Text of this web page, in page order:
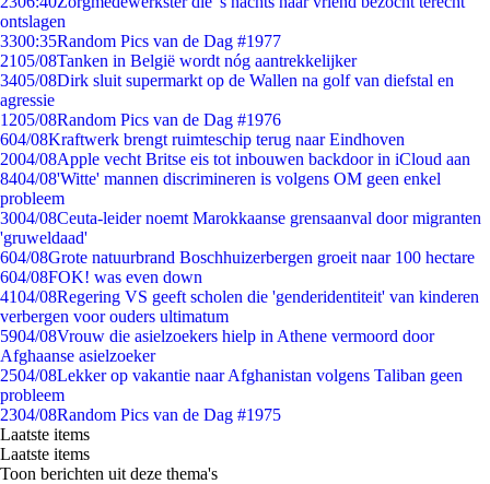
ontslagen
3300:35Random Pics van de Dag #1977
2105/08Tanken in België wordt nóg aantrekkelijker
3405/08Dirk sluit supermarkt op de Wallen na golf van diefstal en
agressie
1205/08Random Pics van de Dag #1976
604/08Kraftwerk brengt ruimteschip terug naar Eindhoven
2004/08Apple vecht Britse eis tot inbouwen backdoor in iCloud aan
8404/08'Witte' mannen discrimineren is volgens OM geen enkel
probleem
3004/08Ceuta-leider noemt Marokkaanse grensaanval door migranten
'gruweldaad'
604/08Grote natuurbrand Boschhuizerbergen groeit naar 100 hectare
604/08FOK! was even down
4104/08Regering VS geeft scholen die 'genderidentiteit' van kinderen
verbergen voor ouders ultimatum
5904/08Vrouw die asielzoekers hielp in Athene vermoord door
Afghaanse asielzoeker
2504/08Lekker op vakantie naar Afghanistan volgens Taliban geen
probleem
2304/08Random Pics van de Dag #1975
Laatste items
Laatste items
Toon berichten uit deze thema's